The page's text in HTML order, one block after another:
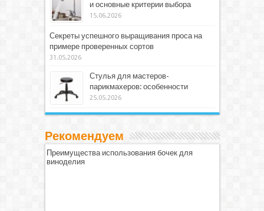
и основные критерии выбора
15.06.2026
Секреты успешного выращивания проса на
примере проверенных сортов
31.05.2026
Стулья для мастеров-
парикмахеров: особенности
25.05.2026
Рекомендуем
Преимущества использования бочек для
виноделия